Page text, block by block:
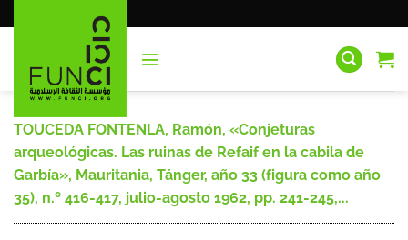
al
TOUCEDA FONTENLA, Ramón, «Conjeturas
arqueológicas. Las ruinas de Refaif en la cabila de
Garbía», Mauritania, Tánger, año 33 (figura como año
35), n.º 416-417, julio-agosto 1962, pp. 241-245,...